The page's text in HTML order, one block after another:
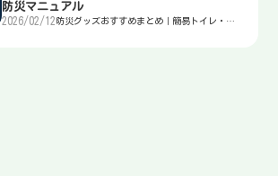
防災マニュアル
2026/02/12 防災グッズおすすめまとめ｜簡易トイレ・